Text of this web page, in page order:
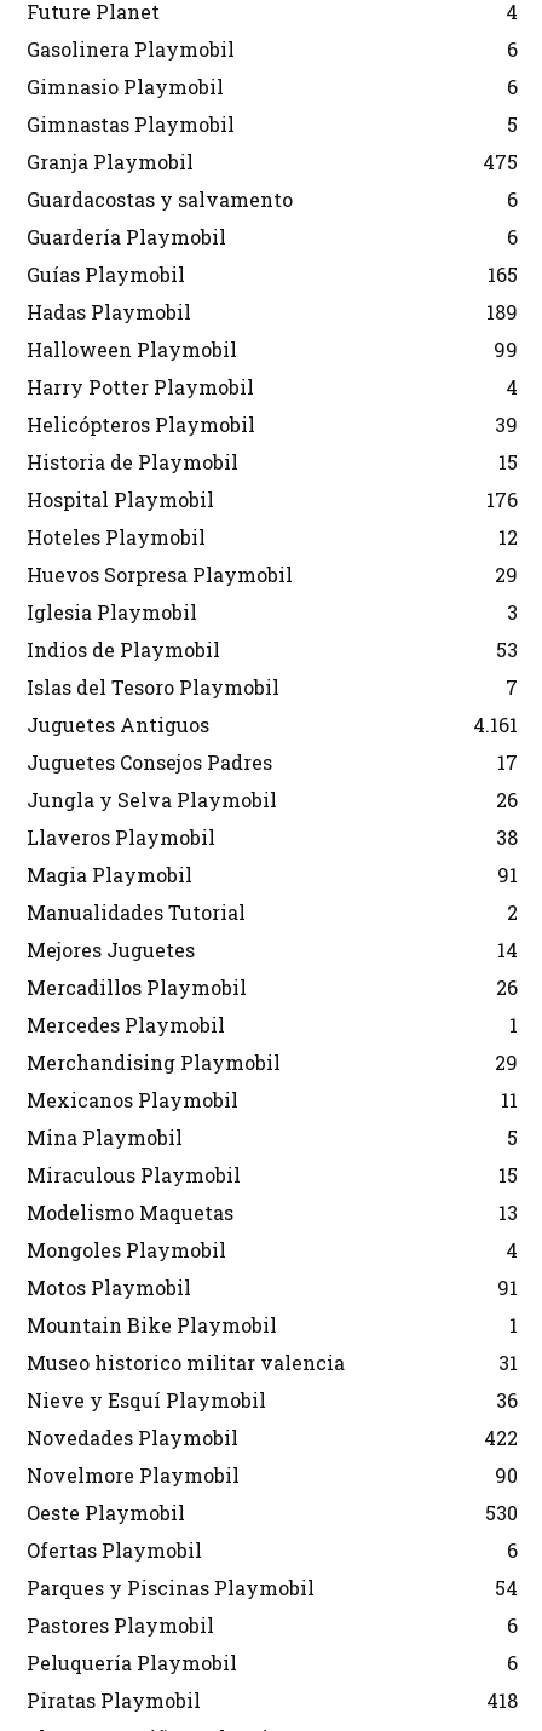
Future Planet
4
Gasolinera Playmobil
6
Gimnasio Playmobil
6
Gimnastas Playmobil
5
Granja Playmobil
475
Guardacostas y salvamento
6
Guardería Playmobil
6
Guías Playmobil
165
Hadas Playmobil
189
Halloween Playmobil
99
Harry Potter Playmobil
4
Helicópteros Playmobil
39
Historia de Playmobil
15
Hospital Playmobil
176
Hoteles Playmobil
12
Huevos Sorpresa Playmobil
29
Iglesia Playmobil
3
Indios de Playmobil
53
Islas del Tesoro Playmobil
7
Juguetes Antiguos
4.161
Juguetes Consejos Padres
17
Jungla y Selva Playmobil
26
Llaveros Playmobil
38
Magia Playmobil
91
Manualidades Tutorial
2
Mejores Juguetes
14
Mercadillos Playmobil
26
Mercedes Playmobil
1
Merchandising Playmobil
29
Mexicanos Playmobil
11
Mina Playmobil
5
Miraculous Playmobil
15
Modelismo Maquetas
13
Mongoles Playmobil
4
Motos Playmobil
91
Mountain Bike Playmobil
1
Museo historico militar valencia
31
Nieve y Esquí Playmobil
36
Novedades Playmobil
422
Novelmore Playmobil
90
Oeste Playmobil
530
Ofertas Playmobil
6
Parques y Piscinas Playmobil
54
Pastores Playmobil
6
Peluquería Playmobil
6
Piratas Playmobil
418